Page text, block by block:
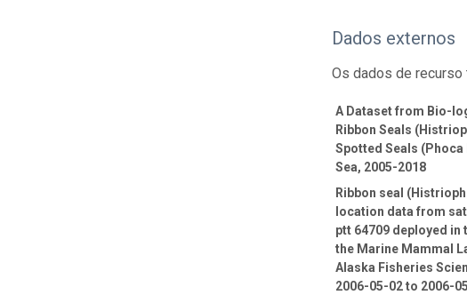
Dados externos
Os dados de
A Dataset from Bio-
Ribbon Seals
Spotted Seals
Sea, 2005-2018
Ribbon seal
location data from
ptt 64709 deployed in
the Marine Mammal
Alaska Fisheries
2006-05-02 to 2006-